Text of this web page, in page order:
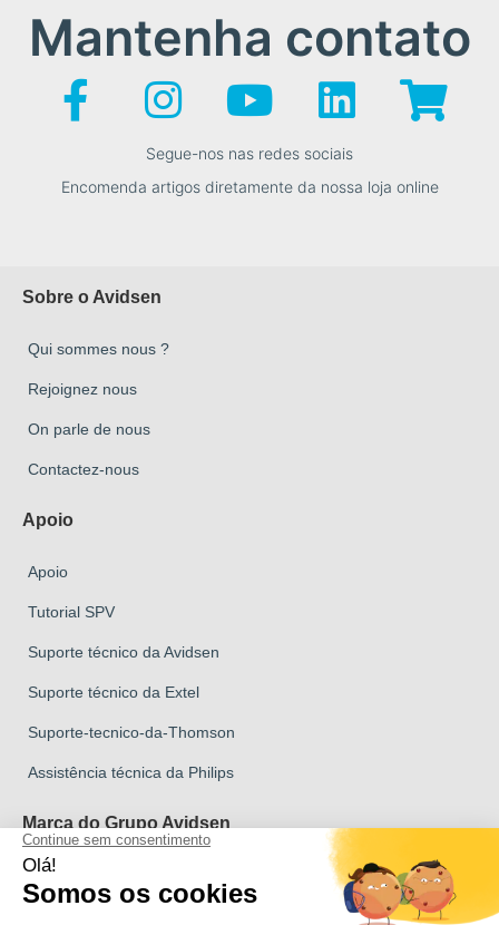
Mantenha contato
Segue-nos nas redes sociais
Encomenda artigos diretamente da nossa loja online
Sobre o Avidsen
Qui sommes nous ?
Rejoignez nous
On parle de nous
Contactez-nous
Apoio
Apoio
Tutorial SPV
Suporte técnico da Avidsen
Suporte técnico da Extel
Suporte-tecnico-da-Thomson
Assistência técnica da Philips
Marca do Grupo Avidsen
Marca Avidsen